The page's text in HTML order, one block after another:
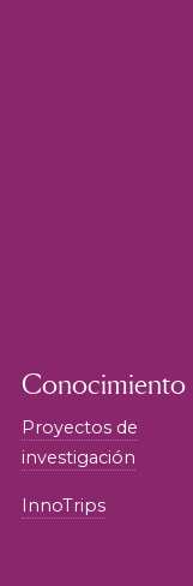
Conocimiento
Proyectos de
investigación
InnoTrips